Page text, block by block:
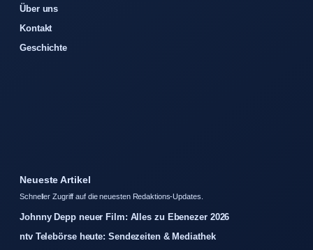
Über uns
Kontakt
Geschichte
Neueste Artikel
Schneller Zugriff auf die neuesten Redaktions-Updates.
Johnny Depp neuer Film: Alles zu Ebenezer 2026
ntv Telebörse heute: Sendezeiten & Mediathek